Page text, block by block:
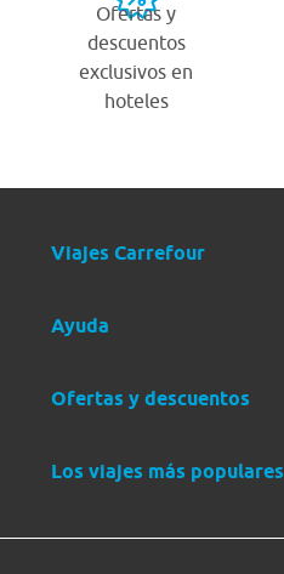
Ofertas y
descuentos
exclusivos en
hoteles
Viajes Carrefour
Ayuda
Ofertas y descuentos
Los viajes más populares